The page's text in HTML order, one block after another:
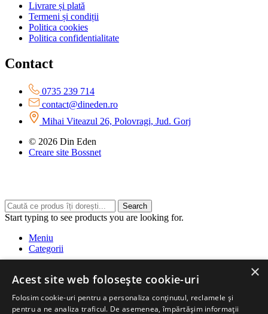
Livrare și plată
Termeni și condiții
Politica cookies
Politica confidentialitate
Contact
0735 239 714
contact@dineden.ro
Mihai Viteazul 26, Polovragi, Jud. Gorj
© 2026 Din Eden
Creare site Bossnet
Search
Start typing to see products you are looking for.
Meniu
Categorii
Sucuri
PacheteNou
×
Acest site web folosește cookie-uri
Folosim cookie-uri pentru a personaliza conținutul, reclamele și
pentru a ne analiza traficul. De asemenea, împărtășim informații